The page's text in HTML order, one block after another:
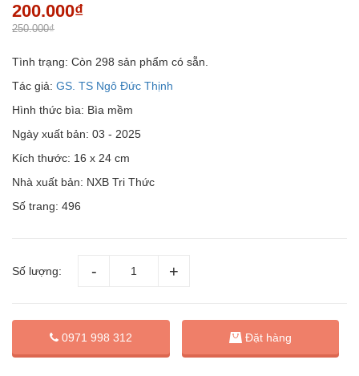
200.000₫
250.000₫
Tình trạng: Còn 298 sản phẩm có sẵn.
Tác giả: GS. TS Ngô Đức Thịnh
Hình thức bìa: Bìa mềm
Ngày xuất bản: 03 - 2025
Kích thước: 16 x 24 cm
Nhà xuất bản: NXB Tri Thức
Số trang: 496
Số lượng:
0971 998 312 Đặt hàng